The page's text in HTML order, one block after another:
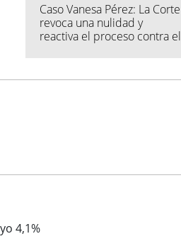
Caso Vanesa Pérez: La Corte
revoca una nulidad y
reactiva el proceso contra el